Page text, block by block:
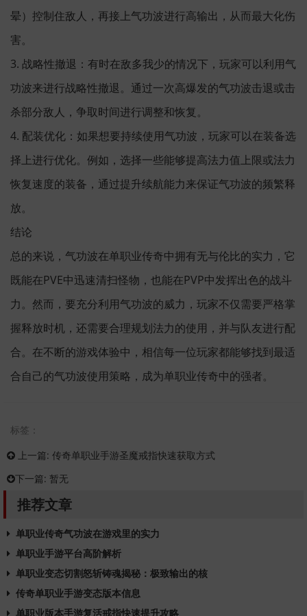
晕）控制住敌人，再接上气功波进行高输出，从而最大化伤
害。
3. 战略性撤退：有时在敌多我少的情况下，玩家可以利用气
功波来进行战略性撤退。通过一次高爆发的气功波击退或击
杀部分敌人，争取时间进行调整和恢复。
4. 配装优化：如果想要持续使用气功波，玩家可以在装备选
择上进行优化。例如，选择一些能够提高法力值上限或法力
恢复速度的装备，通过提升续航能力来保证气功波的频繁释
放。
结论
总的来说，气功波在单职业传奇中拥有无与伦比的实力，它
既能在PVE中迅速清扫怪物，也能在PVP中发挥出色的战斗
力。然而，要充分利用气功波的威力，玩家不仅需要严格掌
握释放时机，还需要合理规划法力的使用，并与队友进行配
合。在不断的游戏体验中，相信每一位玩家都能够找到最适
合自己的气功波使用策略，成为单职业传奇中的强者。
标签：
上一篇: 传奇单职业手游圣魔戒指快速获取方式
下一篇: 暂无
推荐文章
单职业传奇气功波在游戏里的实力
单职业手游平台高阶解析
单职业变态切割怒斩铸魂揭秘：极致输出的核
传奇单职业手游变态版本信息
单职业版本手游复活戒指快速提升攻略